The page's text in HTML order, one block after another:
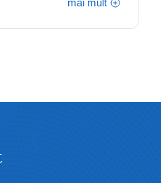
mai mult